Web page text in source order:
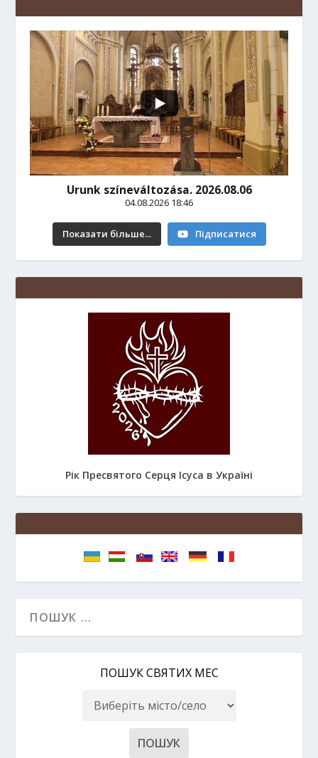
Urunk színeváltozása. 2026.08.06
04.08.2026 18:46
Показати більше... Підписатися
Рік Пресвятого Серця Ісуса в Україні
ПОШУК СВЯТИХ МЕС